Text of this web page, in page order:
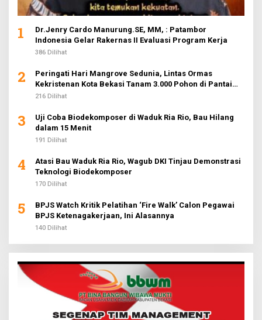
1
Dr.Jenry Cardo Manurung.SE, MM, : Patambor
Indonesia Gelar Rakernas II Evaluasi Program Kerja
386 Dilihat
2
Peringati Hari Mangrove Sedunia, Lintas Ormas
Kekristenan Kota Bekasi Tanam 3.000 Pohon di Pantai
Sederhana
216 Dilihat
3
Uji Coba Biodekomposer di Waduk Ria Rio, Bau Hilang
dalam 15 Menit
191 Dilihat
4
Atasi Bau Waduk Ria Rio, Wagub DKI Tinjau Demonstrasi
Teknologi Biodekomposer
170 Dilihat
5
BPJS Watch Kritik Pelatihan ‘Fire Walk’ Calon Pegawai
BPJS Ketenagakerjaan, Ini Alasannya
140 Dilihat